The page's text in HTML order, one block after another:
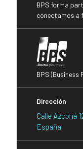
BPS forma
conectamos a
BPS
Dirección
Calle Azcona
España